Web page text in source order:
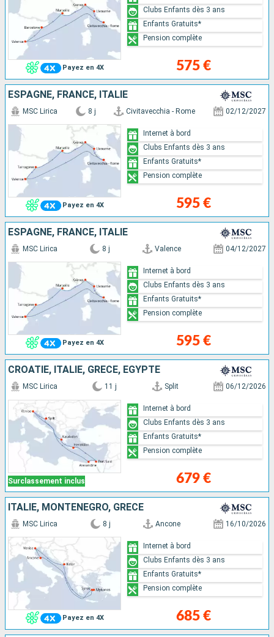
Payez en 4X 575 €
Clubs Enfants dès 3 ans
Enfants Gratuits*
Pension complète
ESPAGNE, FRANCE, ITALIE
Payez en 4X
MSC Lirica 8 j Civitavecchia - Rome 02/12/2027
595 €
Internet à bord
Clubs Enfants dès 3 ans
Enfants Gratuits*
Pension complète
ESPAGNE, FRANCE, ITALIE
Payez en 4X
MSC Lirica 8 j Valence 04/12/2027
595 €
Internet à bord
Clubs Enfants dès 3 ans
Enfants Gratuits*
Pension complète
CROATIE, ITALIE, GRÈCE, EGYPTE
Surclassement inclus
MSC Lirica 11 j Split 06/12/2026
679 €
Internet à bord
Clubs Enfants dès 3 ans
Enfants Gratuits*
Pension complète
ITALIE, MONTÉNÉGRO, GRÈCE
Payez en 4X
MSC Lirica 8 j Ancone 16/10/2026
685 €
Internet à bord
Clubs Enfants dès 3 ans
Enfants Gratuits*
Pension complète